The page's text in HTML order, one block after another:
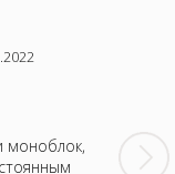
моноблок,
этот